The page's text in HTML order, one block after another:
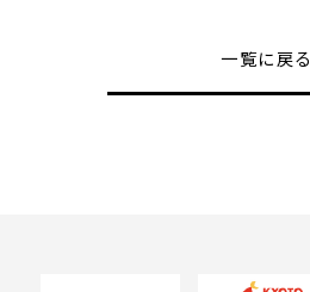
一覧に戻る